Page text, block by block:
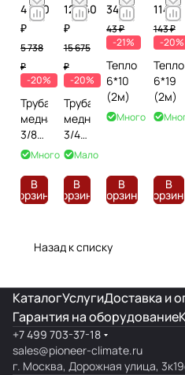
4 590
₽
5 738
₽
-20%
Труба
медная
3/8
(15м)
Много
В
корзину
12 540
₽
15 675
₽
-20%
Труба
медная
3/4
(15м)
Мало
В
корзину
34 ₽
43 ₽
-21%
Теплоизоляция
6*10
(2м)
Много
В
корзину
114 ₽
143 ₽
-20%
6*19
(2м)
В
корзину
Назад к списку
КаталогУслугиДоставка и
Гарантия на оборудование
+7 499 703-37-18
sales@pioneer-climate.ru
г. Москва, Дорожная улица,